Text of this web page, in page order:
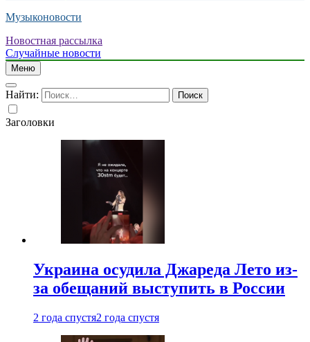
Музыконовости
Новостная рассылка
Случайные новости
Меню
Найти:
Заголовки
Украина осудила Джареда Лето из-
за обещаний выступить в России
2 года спустя2 года спустя